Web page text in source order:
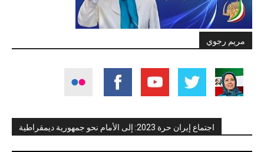
مريم رجوي
اجتماع إيران حرة 2023: إلى الأمام نحو جمهورية ديمقراطية